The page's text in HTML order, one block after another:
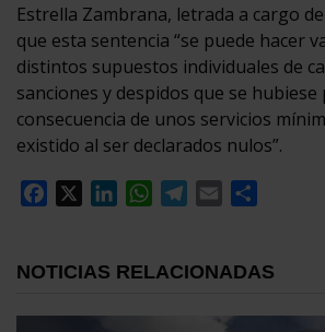
Estrella Zambrana, letrada a cargo
que esta sentencia “se puede hacer
distintos supuestos individuales de
sanciones y despidos que se hubiese
consecuencia de unos servicios
existido al ser declarados nulos”.
Facebook
LinkedInWhatsApp
Telegram
Email
NOTICIAS RELACIONADAS